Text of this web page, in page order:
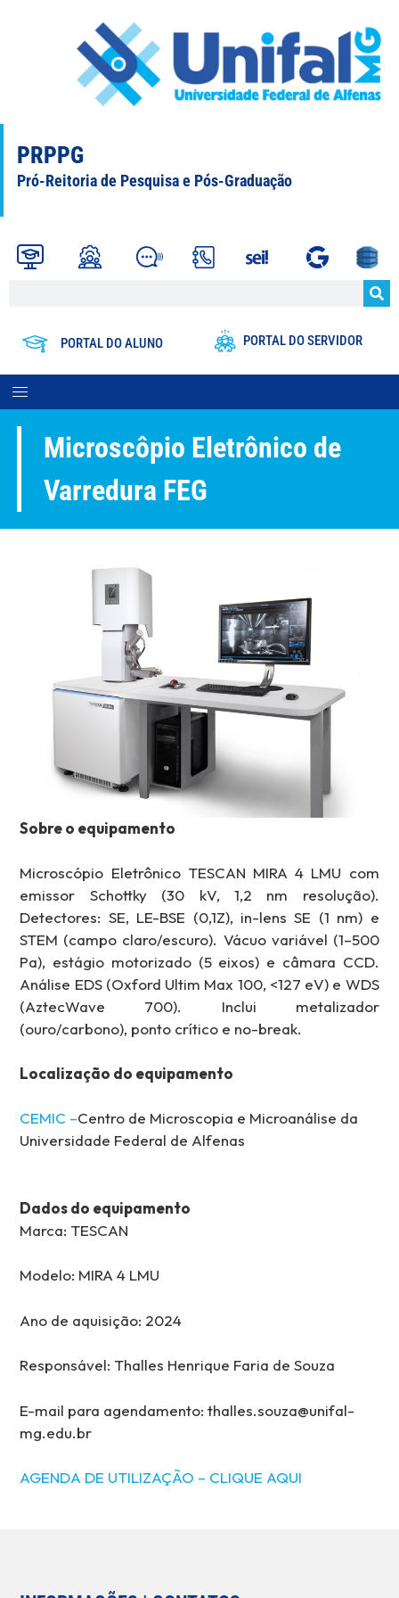
PRPPG
Pró-Reitoria de Pesquisa e Pós-Graduação
PORTAL DO ALUNO PORTAL DO SERVIDOR
Microscôpio Eletrônico de
Varredura FEG
Sobre o equipamento
Microscópio Eletrônico TESCAN MIRA 4 LMU com
emissor Schottky (30 kV, 1,2 nm resolução).
Detectores: SE, LE-BSE (0,1Z), in-lens SE (1 nm) e
STEM (campo claro/escuro). Vácuo variável (1–500
Pa), estágio motorizado (5 eixos) e câmara CCD.
Análise EDS (Oxford Ultim Max 100, <127 eV) e WDS
(AztecWave 700). Inclui metalizador
(ouro/carbono), ponto crítico e no-break.
Localização do equipamento
CEMIC –Centro de Microscopia e Microanálise da
Universidade Federal de Alfenas
Dados do equipamento
Marca: TESCAN
Modelo: MIRA 4 LMU
Ano de aquisição: 2024
Responsável: Thalles Henrique Faria de Souza
E-mail para agendamento: thalles.souza@unifal-
mg.edu.br
AGENDA DE UTILIZAÇÃO – CLIQUE AQUI